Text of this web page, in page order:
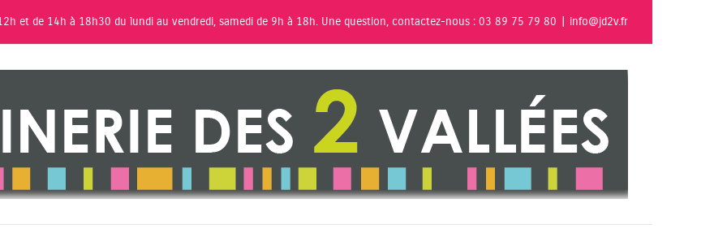
et de 14h à 18h30 du lundi au vendredi, samedi de 9h à 18h. Une question, contactez-nous : 03 89 75 79 80 info@jd2v.fr